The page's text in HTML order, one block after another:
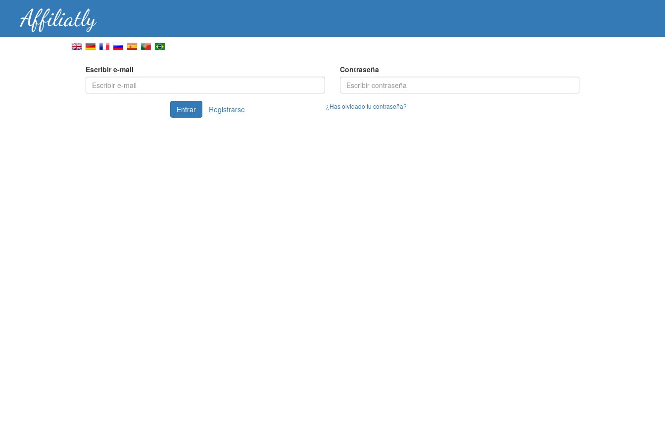
Escribir e-mail Contraseña
Entrar Registrarse ¿Has olvidado tu contraseña?